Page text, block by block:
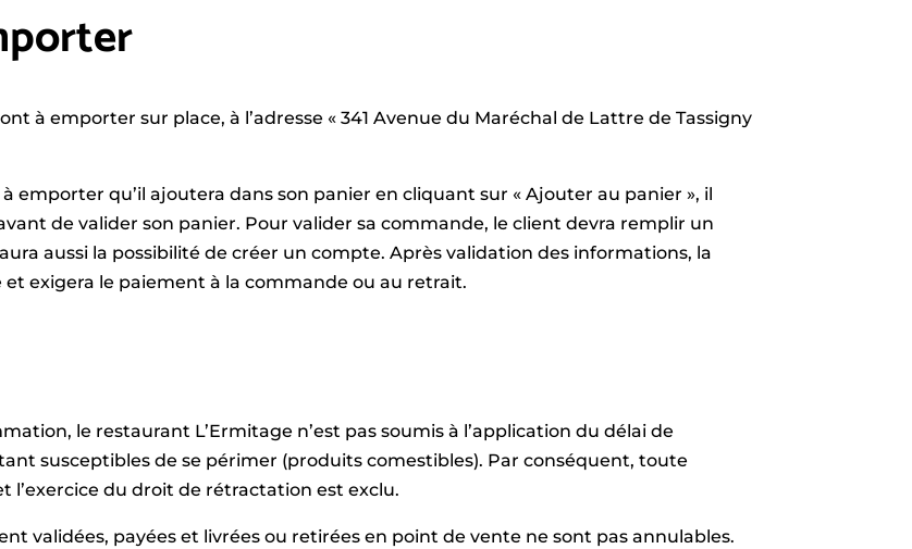
à emporter sur place, à l’adresse « 341 Avenue du Maréchal de Lattre de Tassigny
emporter qu’il ajoutera dans son panier en cliquant sur « Ajouter au panier », il
de valider son panier. Pour valider sa commande, le client devra remplir un
aussi la possibilité de créer un compte. Après validation des informations, la
exigera le paiement à la commande ou au retrait.
le restaurant L’Ermitage n’est pas soumis à l’application du délai de
susceptibles de se périmer (produits comestibles). Par conséquent, toute
du droit de rétractation est exclu.
validées, payées et livrées ou retirées en point de vente ne sont pas annulables.